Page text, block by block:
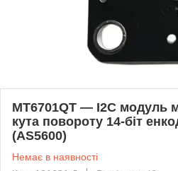
MT6701QT — I2C модуль
кута повороту 14-біт
(AS5600)
Немає в наявності